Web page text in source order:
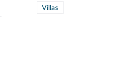
Villas